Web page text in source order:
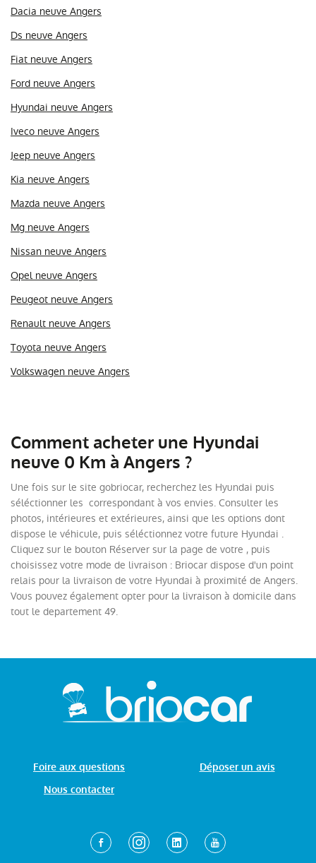
Dacia neuve Angers
Ds neuve Angers
Fiat neuve Angers
Ford neuve Angers
Hyundai neuve Angers
Iveco neuve Angers
Jeep neuve Angers
Kia neuve Angers
Mazda neuve Angers
Mg neuve Angers
Nissan neuve Angers
Opel neuve Angers
Peugeot neuve Angers
Renault neuve Angers
Toyota neuve Angers
Volkswagen neuve Angers
Comment acheter une Hyundai
neuve 0 Km à Angers ?
Une fois sur le site gobriocar, recherchez les Hyundai puis
séléctionner les correspondant à vos envies. Consulter les
photos, intérieures et extérieures, ainsi que les options dont
dispose le véhicule, puis séléctionnez votre future Hyundai .
Cliquez sur le bouton Réserver sur la page de votre , puis
choisissez votre mode de livraison : Briocar dispose d'un point
relais pour la livraison de votre Hyundai à proximité de Angers.
Vous pouvez également opter pour la livraison à domicile dans
tout le departement 49.
Foire aux questions
Nous contacter
Déposer un avis